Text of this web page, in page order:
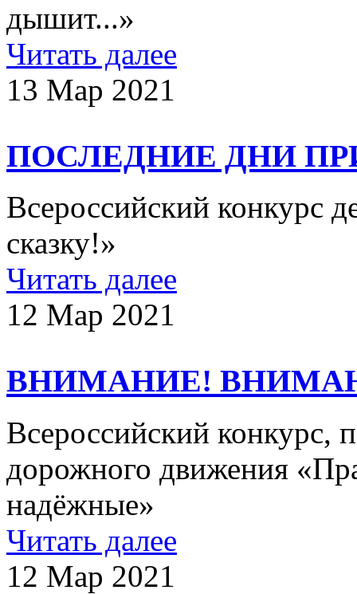
дышит...»
Читать далее
13 Мар 2021
ПОСЛЕДНИЕ ДНИ
Всероссийский конкурс
сказку!»
Читать далее
12 Мар 2021
ВНИМАНИЕ!
Всероссийский конкурс,
дорожного движения
надёжные»
Читать далее
12 Мар 2021